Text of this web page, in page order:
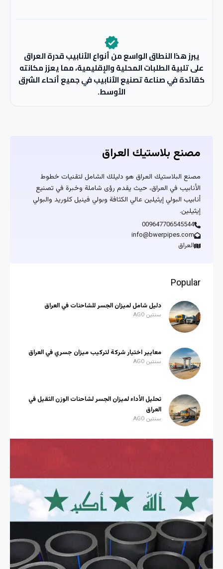
verified
يبرز هذا النطاق الواسع من أنواع الأنابيب قدرة العراق
على تلبية الطلبات المحلية والإقليمية، مما يعزز مكانته
كقائدة في صناعة تصنيع الأنابيب في جميع أنحاء الشرق
الأوسط.
مصنع بلاستيك العراق
مصنع البلاستيك العراق هو دليلك الشامل لتقنيات خطوط
الأنابيب في العراق، حيث يقدم رؤى شاملة وخبرة في تصنيع
أنابيب البولي إيثيلين عالي الكثافة وبولي فينيل كلوريد والبولي
إيثيلين.
009647706545544
info@bwerpipes.com
العراق
Popular
دليل شامل لميزان الجسر للشاحنات في العراق
سنتين AGO
معايير اختيار شركة لتركيب ميزان جسري في العراق
سنتين AGO
تحليل الأداء لميزان الجسر لشاحنات الوزن الثقيل في
العراق
سنتين AGO